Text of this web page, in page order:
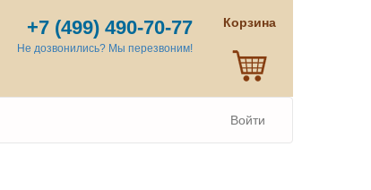
+7 (499) 490-70-77
Не дозвонились? Мы перезвоним!
Корзина
Войти